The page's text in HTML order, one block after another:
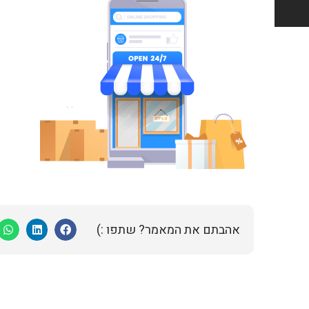
אהבתם את המאמר? שתפו :)